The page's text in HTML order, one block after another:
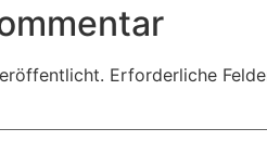
Erforderliche